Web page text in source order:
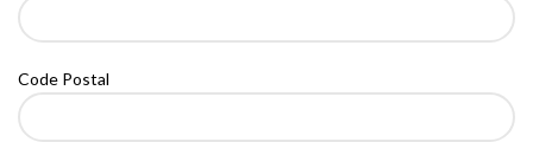
Code Postal